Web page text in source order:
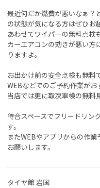
最近何だか燃費が悪いなぁ？
の状態が気になる方はぜひお
あわせてワイパーの無料点検
カーエアコンの効きが悪い方
りますよ。
お出かけ前の安全点検も無料
WEBなどでのご予約作業がお
当店では更に取次車検の無料
待合スペースでフリードリン
す。
またWEBやアプリからの作
お願いします。
タイヤ館 岩国